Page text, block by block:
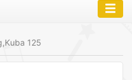
125